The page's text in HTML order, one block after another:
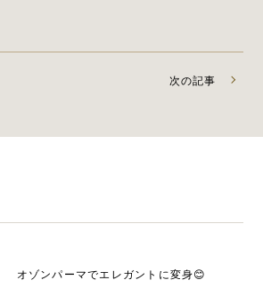
次の記事
オゾンパーマでエレガントに変身😊